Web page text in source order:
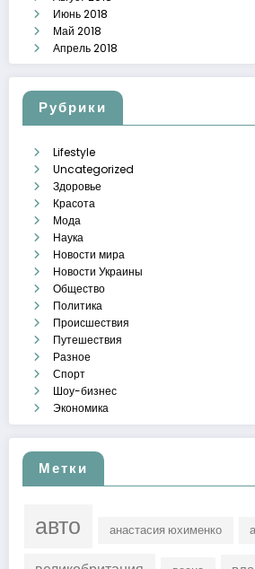
Июнь 2018
Май 2018
Апрель 2018
Рубрики
Lifestyle
Uncategorized
Здоровье
Красота
Мода
Наука
Новости мира
Новости Украины
Общество
Политика
Происшествия
Путешествия
Разное
Спорт
Шоу-бизнес
Экономика
Метки
авто анастасия юхименко